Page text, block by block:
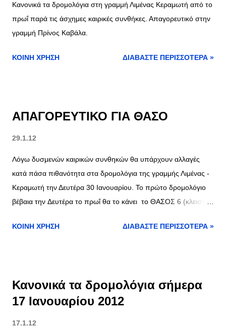
Κανονικά τα δρομολόγια στη γραμμή Λιμένας Κεραμωτή από το
πρωΐ παρά τις άσχημες καιρικές συνθήκες. Απαγορευτικό στην
γραμμή Πρίνος Καβάλα.
ΚΟΙΝΉ ΧΡΉΣΗ ΔΙΑΒΆΣΤΕ ΠΕΡΙΣΣΌΤΕΡΑ »
ΑΠΑΓΟΡΕΥΤΙΚΟ ΓΙΑ ΘΑΣΟ
29.1.12
Λόγω δυσμενών καιρικών συνθηκών θα υπάρχουν αλλαγές
κατά πάσα πιθανότητα στα δρομολόγια της γραμμής Λιμένας -
Κεραμωτή την Δευτέρα 30 Ιανουαρίου. Το πρώτο δρομολόγιο
βέβαια την Δευτέρα το πρωΐ θα το κάνει το ΘΑΣΟΣ 6 (κλειστού
αντίστοιχα το πρώτο δρομολόγιο από Κεραμωτή για Λιμένα στις
ενημερώσω νωρίς το πρωΐ με νέα ανάρτηση.
ΚΟΙΝΉ ΧΡΉΣΗ ΔΙΑΒΆΣΤΕ ΠΕΡΙΣΣΌΤΕΡΑ »
Κανονικά τα δρομολόγια σήμερα
17 Ιανουαρίου 2012
17.1.12